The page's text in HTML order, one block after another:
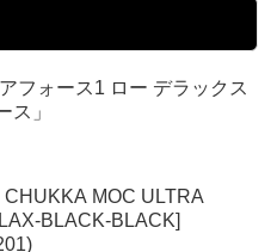
フォース1 ロー デラックス
ス」
CHUKKA MOC ULTRA
BLACK-BLACK]